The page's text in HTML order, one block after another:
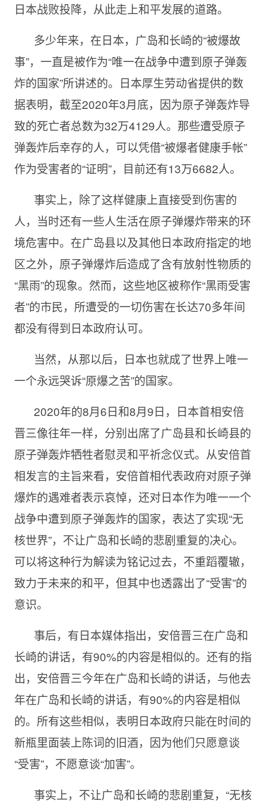
日本战败投降，从此走上和平发展的道路。
多少年来，在日本，广岛和长崎的“被爆故
事”，一直是被作为“唯一在战争中遭到原子弹轰
炸的国家”所讲述的。日本厚生劳动省提供的数
据表明，截至2020年3月底，因为原子弹轰炸导
致的死亡者总数为32万4129人。那些遭受原子
弹轰炸后幸存的人，可以凭借“被爆者健康手帐”
作为受害者的“证明”，目前还有13万6682人。
事实上，除了这样健康上直接受到伤害的
人，当时还有一些人生活在原子弹爆炸带来的环
境危害中。在广岛县以及其他日本政府指定的地
区之外，原子弹爆炸后造成了含有放射性物质的
“黑雨”的现象。然而，这些地区被称作“黑雨受害
者”的市民，所遭受的一切伤害在长达70多年间
都没有得到日本政府认可。
当然，从那以后，日本也就成了世界上唯一
一个永远哭诉“原爆之苦”的国家。
2020年的8月6日和8月9日，日本首相安倍
晋三像往年一样，分别出席了广岛县和长崎县的
原子弹轰炸牺牲者慰灵和平祈念仪式。从安倍首
相发言的主旨来看，安倍首相代表政府对原子弹
爆炸的遇难者表示哀悼，还对日本作为唯一一个
战争中遭到原子弹轰炸的国家，表达了实现“无
核世界”，不让广岛和长崎的悲剧重复的决心。
可以将这种行为解读为铭记过去，不重蹈覆辙，
致力于未来的和平，但其中也透露出了“受害”的
意识。
事后，有日本媒体指出，安倍晋三在广岛和
长崎的讲话，有90%的内容是相似的。还有的指
出，安倍晋三今年在广岛和长崎的讲话，与他去
年在广岛和长崎的讲话，有90%的内容是相似
的。所有这些相似，表明日本政府只能在时间的
新瓶里面装上陈词的旧酒，因为他们只愿意谈
“受害”，不愿意谈“加害”。
事实上，不让广岛和长崎的悲剧重复，“无核